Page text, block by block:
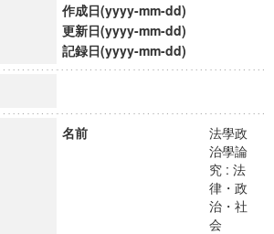
作成日(yyyy-mm-dd)
更新日(yyyy-mm-dd)
記録日(yyyy-mm-dd)
名前
法學政
治學論
究 : 法
律・政
治・社
会